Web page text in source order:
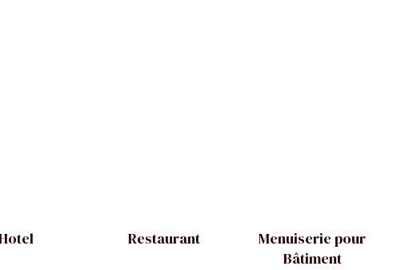
Restaurant
Menuiserie pour
Bâtiment